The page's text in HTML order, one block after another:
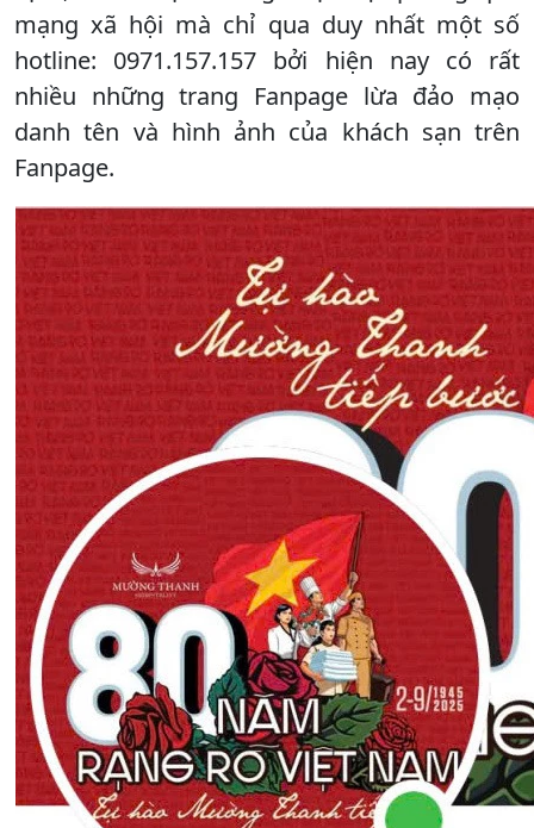
mạng xã hội mà chỉ qua duy nhất một số
hotline: 0971.157.157 bởi hiện nay có rất
nhiều những trang Fanpage lừa đảo mạo
danh tên và hình ảnh của khách sạn trên
Fanpage.